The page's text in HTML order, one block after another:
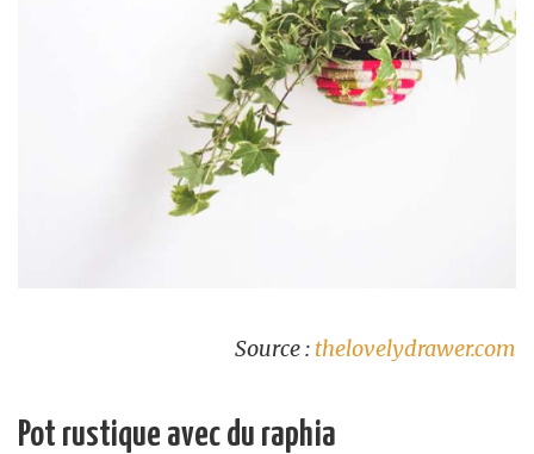
Source : thelovelydrawer.com
Pot rustique avec du raphia